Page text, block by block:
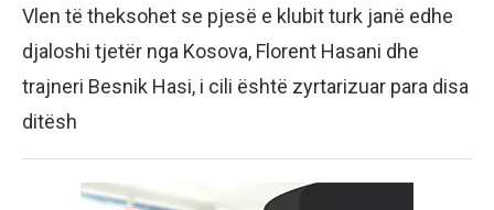
Vlen të theksohet se pjesë e klubit turk janë edhe
djaloshi tjetër nga Kosova, Florent Hasani dhe
trajneri Besnik Hasi, i cili është zyrtarizuar para disa
ditësh